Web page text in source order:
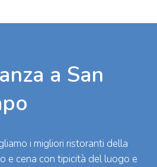
a San
i migliori ristoranti della
e cena con tipicità del luogo e